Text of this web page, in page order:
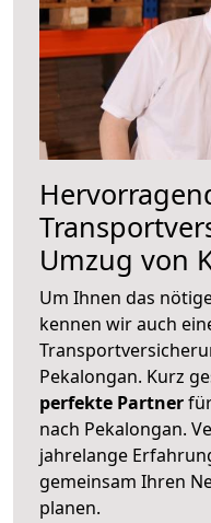
Umzug von
Um Ihnen das
kennen wir auch
Pekalongan. Kurz
perfekte Partner
nach Pekalongan.
jahrelange
gemeinsam Ihren
planen.